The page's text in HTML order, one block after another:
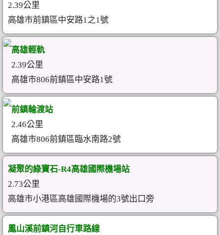
2.39公里
高雄市前鎮區中安路1之1號
高雄輕軌
2.39公里
高雄市806前鎮區中安路1號
前鎮輪渡站
2.46公里
高雄市806前鎮區臨水南路2號
凝聚的綠寶石-R4高雄國際機場站
2.73公里
高雄市小港區高雄國際機場的3號出口旁
鳳山溪前鎮河自行車路線